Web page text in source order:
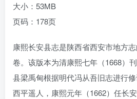
大小：53MB
页码：178页
康熙长安县志是陕西省西安市地方
卷。该版本为清康熙七年（1668）
县梁禹甸根据明代冯从吾旧志进行
西平遥人，康熙元年（1662）任长